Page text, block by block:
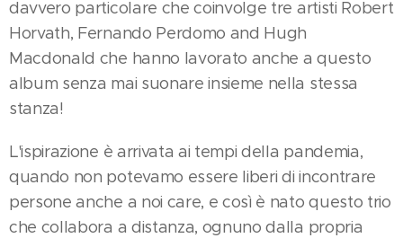
davvero particolare che coinvolge tre artisti Robert
Horvath, Fernando Perdomo and Hugh
Macdonald che hanno lavorato anche a questo
album senza mai suonare insieme nella stessa
stanza!
L'ispirazione è arrivata ai tempi della pandemia,
quando non potevamo essere liberi di incontrare
persone anche a noi care, e così è nato questo trio
che collabora a distanza, ognuno dalla propria